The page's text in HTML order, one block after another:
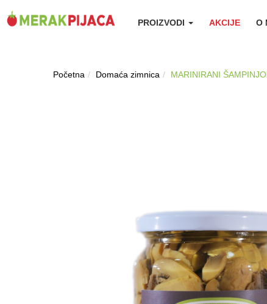
PROIZVODI AKCIJE O
Početna Domaća zimnica MARINIRANI